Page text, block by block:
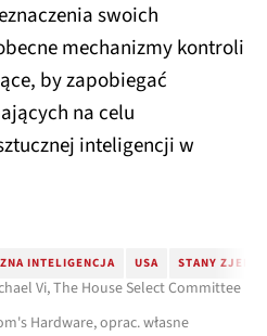
swoich
mechanizmy kontroli
by zapobiegać
na celu
inteligencji w
INTELIGENCJA USA STANY
Vi, The House Select Committee
Hardware, oprac. własne